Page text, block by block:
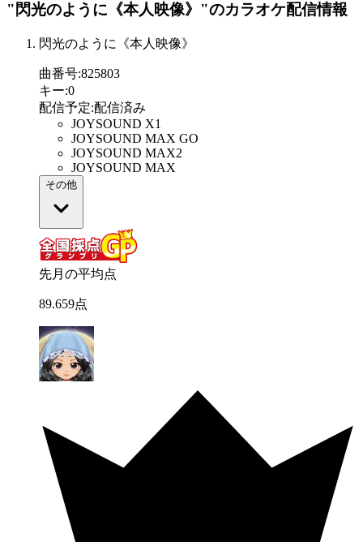
"閃光のように《本人映像》"のカラオケ配信情報
閃光のように《本人映像》
曲番号:825803
キー:0
配信予定:配信済み
JOYSOUND X1
JOYSOUND MAX GO
JOYSOUND MAX2
JOYSOUND MAX
その他
先月の平均点
89.659点